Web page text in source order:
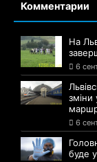
Комментарии
На
6
зміни
6
буде